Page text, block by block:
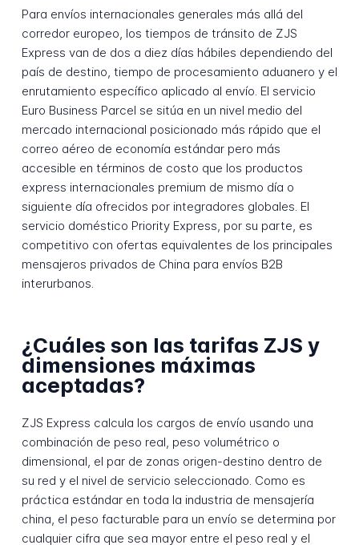
Para envíos internacionales generales más allá del
corredor europeo, los tiempos de tránsito de ZJS
Express van de dos a diez días hábiles dependiendo del
país de destino, tiempo de procesamiento aduanero y el
enrutamiento específico aplicado al envío. El servicio
Euro Business Parcel se sitúa en un nivel medio del
mercado internacional posicionado más rápido que el
correo aéreo de economía estándar pero más
accesible en términos de costo que los productos
express internacionales premium de mismo día o
siguiente día ofrecidos por integradores globales. El
servicio doméstico Priority Express, por su parte, es
competitivo con ofertas equivalentes de los principales
mensajeros privados de China para envíos B2B
interurbanos.
¿Cuáles son las tarifas ZJS y
dimensiones máximas
aceptadas?
ZJS Express calcula los cargos de envío usando una
combinación de peso real, peso volumétrico o
dimensional, el par de zonas origen-destino dentro de
su red y el nivel de servicio seleccionado. Como es
práctica estándar en toda la industria de mensajería
china, el peso facturable para un envío se determina por
cualquier cifra que sea mayor entre el peso real y el